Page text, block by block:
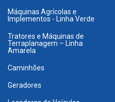
Máquinas Agrícolas e
Implementos - Linha Verde
Tratores e Máquinas de
Terraplanagem – Linha
Amarela
Caminhões
Geradores